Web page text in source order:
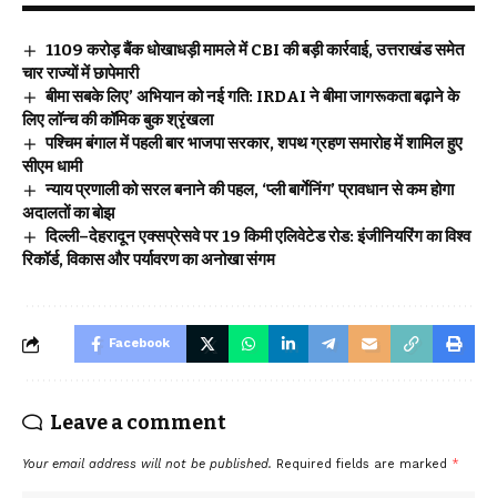
₹1109 करोड़ बैंक धोखाधड़ी मामले में CBI की बड़ी कार्रवाई, उत्तराखंड समेत
चार राज्यों में छापेमारी
बीमा सबके लिए’ अभियान को नई गति: IRDAI ने बीमा जागरूकता बढ़ाने के
लिए लॉन्च की कॉमिक बुक श्रृंखला
पश्चिम बंगाल में पहली बार भाजपा सरकार, शपथ ग्रहण समारोह में शामिल हुए
सीएम धामी
न्याय प्रणाली को सरल बनाने की पहल, ‘प्ली बार्गेनिंग’ प्रावधान से कम होगा
अदालतों का बोझ
दिल्ली–देहरादून एक्सप्रेसवे पर 19 किमी एलिवेटेड रोड: इंजीनियरिंग का विश्व
रिकॉर्ड, विकास और पर्यावरण का अनोखा संगम
Facebook
Leave a comment
Your email address will not be published. Required fields are marked *